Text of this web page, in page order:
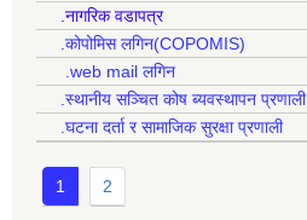
.नागरिक वडापत्र
.कोपोमिस लगिन(COPOMIS)
.web mail लगिन
.स्थानीय सञ्चित कोष ब्यवस्थापन प्रणाली
.घटना दर्ता र सामाजिक सुरक्षा प्रणाली
1 2